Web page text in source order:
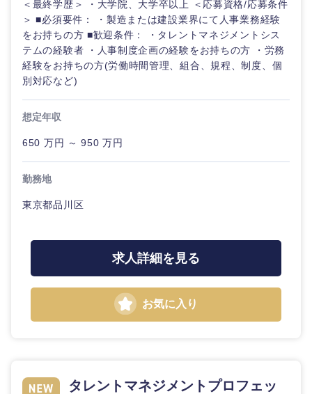
＜最終学歴＞ ・大学院、大学卒以上 ＜応募資格/応募条件
＞ ■必須要件： ・製造または建設業界にて人事業務経験
をお持ちの方 ■歓迎条件： ・タレントマネジメントシス
テムの経験者 ・人事制度企画の経験をお持ちの方 ・労務
経験をお持ちの方(労働時間管理、組合、規程、制度、個
別対応など)
想定年収
650 万円 ～ 950 万円
勤務地
東京都品川区
求人詳細を見る
お気に入り
タレントマネジメントプロフェッ